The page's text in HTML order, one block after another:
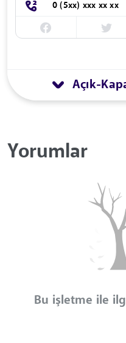
0 (5xx) xxx xx xx
Açık-
Yorumlar
Bu işletme ile